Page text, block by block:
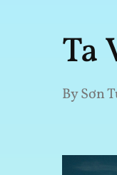
Ta
BySơn